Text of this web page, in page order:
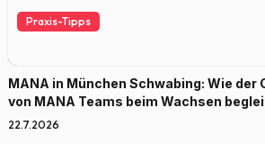
Praxis-Tipps
MANA in München Schwabing: Wie der
von MANA Teams beim Wachsen
22.7.2026